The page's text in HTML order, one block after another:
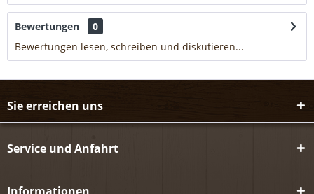
Bewertungen
0
Bewertungen lesen, schreiben und diskutieren...
Sie erreichen uns
Service und Anfahrt